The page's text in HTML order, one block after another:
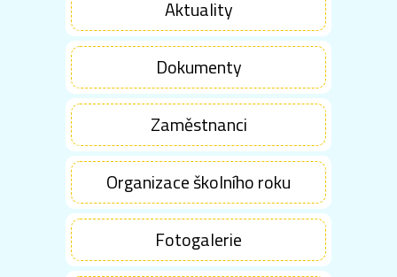
Aktuality
Dokumenty
Zaměstnanci
Organizace školního roku
Fotogalerie